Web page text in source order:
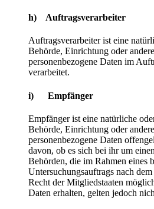
h) Auftragsverarbeiter
Auftragsverarbeiter ist eine
Behörde, Einrichtung oder
personenbezogene Daten im
verarbeitet.
i) Empfänger
Empfänger ist eine natürliche
Behörde, Einrichtung oder
personenbezogene Daten
davon, ob es sich bei ihr um
Behörden, die im Rahmen eines
Untersuchungsauftrags nach
Recht der Mitgliedstaaten
Daten erhalten, gelten jedoch